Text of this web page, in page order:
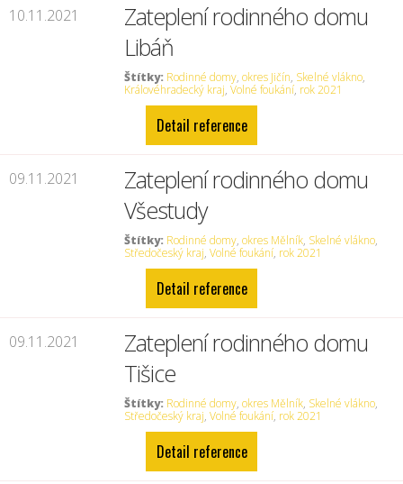
10.11.2021
Zateplení rodinného domu
Libáň
Štítky: Rodinné domy,okres Jičín, Skelné vlákno,
Královéhradecký kraj,Volné foukání, rok 2021
Detail reference
09.11.2021
Zateplení rodinného domu
Všestudy
Štítky: Rodinné domy,okres Mělník, Skelné vlákno,
Středočeský kraj,Volné foukání, rok 2021
Detail reference
09.11.2021
Zateplení rodinného domu
Tišice
Štítky: Rodinné domy,okres Mělník, Skelné vlákno,
Středočeský kraj,Volné foukání, rok 2021
Detail reference